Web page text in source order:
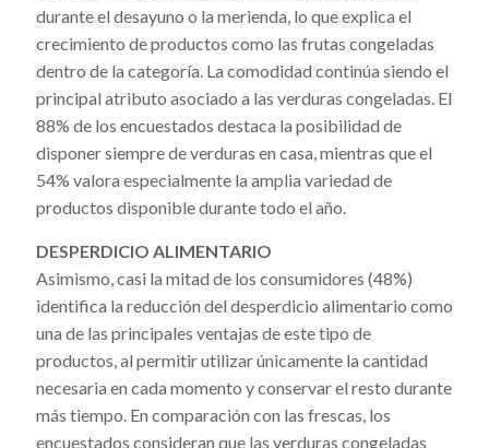
durante el desayuno o la merienda, lo que explica el
crecimiento de productos como las frutas congeladas
dentro de la categoría. La comodidad continúa siendo el
principal atributo asociado a las verduras congeladas. El
88% de los encuestados destaca la posibilidad de
disponer siempre de verduras en casa, mientras que el
54% valora especialmente la amplia variedad de
productos disponible durante todo el año.
DESPERDICIO ALIMENTARIO
Asimismo, casi la mitad de los consumidores (48%)
identifica la reducción del desperdicio alimentario como
una de las principales ventajas de este tipo de
productos, al permitir utilizar únicamente la cantidad
necesaria en cada momento y conservar el resto durante
más tiempo. En comparación con las frescas, los
encuestados consideran que las verduras congeladas